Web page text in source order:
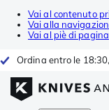
Vai al contenuto
Vai alla
Vai al piè di pagina
Ordina entro le